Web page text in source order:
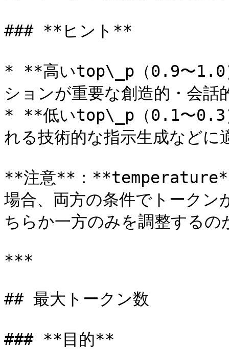
### **ヒント**
* **高いtop\_p（0.9〜1.0
ションが重要な創造的・会
* **低いtop\_p（0.1〜0.3
れる技術的な指示生成などに
**注意**：
場合、両方の条件でトーク
ちらか一方のみを調整するの
***
## 最大トークン数
### **目的**